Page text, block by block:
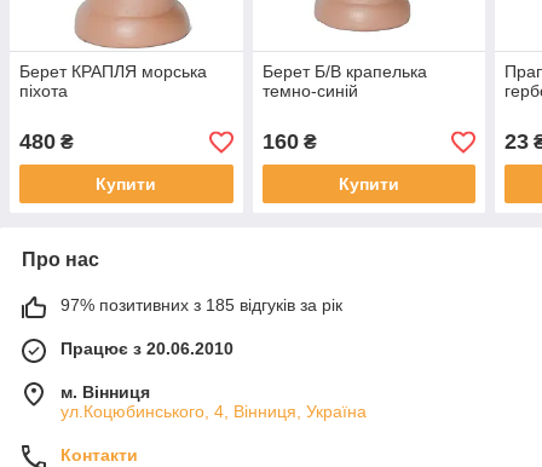
Берет КРАПЛЯ морська
піхота
480 ₴
Купити
Берет Б/В крапелька
темно-синій
160₴
Купити
23
Про нас
97% позитивних з 185 відгуків за рік
Працює з 20.06.2010
м. Вінниця
ул.Коцюбинського, 4, Вінниця, Україна
Контакти